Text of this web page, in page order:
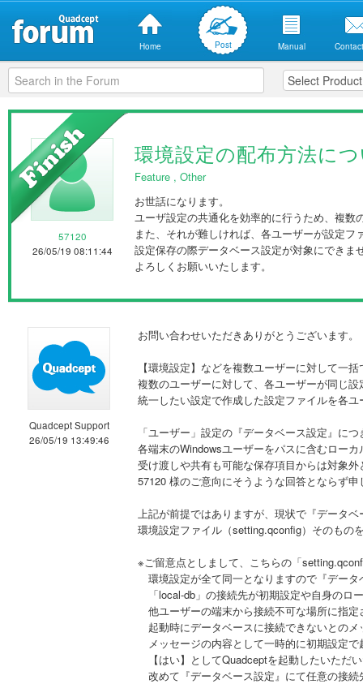
Home Post Manual
57120
26/05/19 08:11:44
環境設定の配布方法に
Feature , Other
お世話になります。
ユーザ設定の共通化を効率的に行うため、複
また、それが難しければ、各ユーザーが設定
設定保存の際データベース設定が対象にでき
よろしくお願いいたします。
Quadcept Support
26/05/19 13:49:46
お問い合わせいただきありがとうございます。
【環境設定】などを複数ユーザーに対して一
複数のユーザーに対して、各ユーザーが同じ
統一したい設定で作成した設定ファイルを各
「ユーザー」設定の『データベース設定』に
各端末のWindowsユーザーをパスに含むロー
受け渡しや共有も可能な保存項目からは対象
57120 様のご意向にそうような回答とならず
上記が前提ではありますが、現状で『データ
環境設定ファイル（setting.qconfig）そのもの
※ご留意点としまして、こちらの「
環境設定が全て同一となりますので『データ
「local-db」の接続先が初期設定や自身のロ
他ユーザーの端末から接続不可な場所に指定
起動時にデータベースに接続できないとの
メッセージの内容として一時的に初期設定
【はい】としてQuadceptを起動したいただ
改めて『データベース設定』にて任意の接